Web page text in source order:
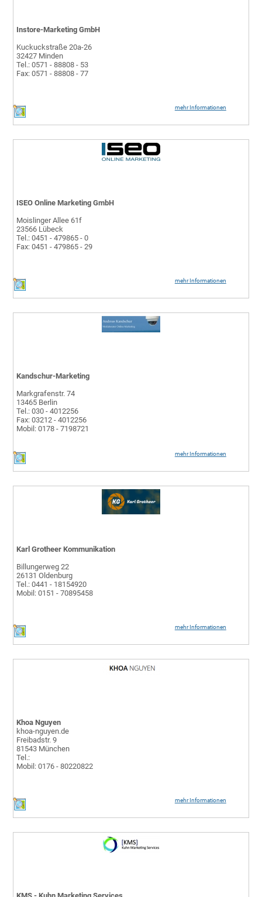
mehr Informationen
Instore-Marketing GmbH
Kuckuckstraße 20a-26
32427 Minden
Tel.: 0571 - 88808 - 53
Fax: 0571 - 88808 - 77
mehr Informationen
ISEO Online Marketing GmbH
Moislinger Allee 61f
23566 Lübeck
Tel.: 0451 - 479865 - 0
Fax: 0451 - 479865 - 29
mehr Informationen
Kandschur-Marketing
Markgrafenstr. 74
13465 Berlin
Tel.: 030 - 4012256
Fax: 03212 - 4012256
Mobil: 0178 - 7198721
mehr Informationen
Karl Grotheer Kommunikation
Billungerweg 22
26131 Oldenburg
Tel.: 0441 - 18154920
Mobil: 0151 - 70895458
mehr Informationen
Khoa Nguyen
khoa-nguyen.de
Freibadstr. 9
81543 München
Tel.:
Mobil: 0176 - 80220822